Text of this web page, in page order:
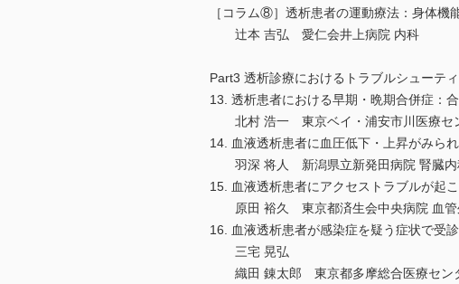
［コラム⑧］透析患者の運動療法：身体機
辻本 吉弘 愛仁会井上病院 内科
Part3 透析診療におけるトラブルシューテ
13. 透析患者における早期・晩期合併症：
北村 浩一 東京ベイ・浦安市川医療セ
14. 血液透析患者に血圧低下・上昇がみら
羽深 将人 新潟県立新発田病院 腎臓内
15. 血液透析患者にアクセストラブルが起
原田 裕久 東京都済生会中央病院 血管
16. 血液透析患者が感染症を疑う症状で受
三宅 晃弘
織田 錬太郎 東京都多摩総合医療セン